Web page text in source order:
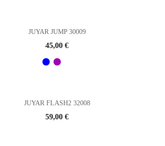
JUYAR JUMP 30009
Prix
45,00 €
JUYAR FLASH2 32008
Prix
59,00 €